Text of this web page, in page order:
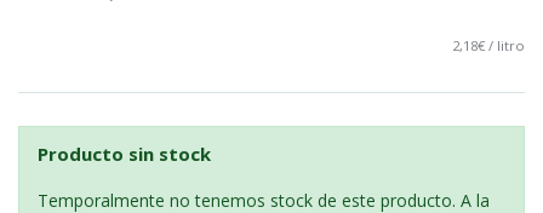
2,18€ / litro
Producto sin stock
Temporalmente no tenemos stock de este producto. A la